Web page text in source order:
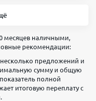
месяцев наличными,
рекомендации:
несколько предложений и
сумму и общую
полной
итоговую переплату с